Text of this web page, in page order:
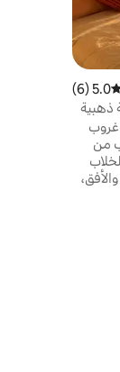
التقييم 5.0 من 5، 6 مراجعات
5.0 (6)
ذهبية
غروب
من